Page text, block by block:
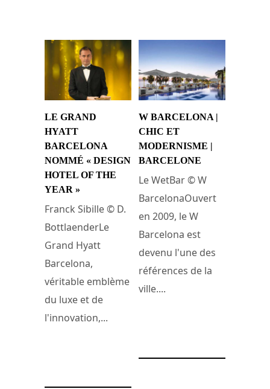
LE GRAND
HYATT
BARCELONA
NOMMÉ « DESIGN
HOTEL OF THE
YEAR »
Franck Sibille © D.
BottlaenderLe
Grand Hyatt
Barcelona,
véritable emblème
du luxe et de
l'innovation,...
W BARCELONA |
CHIC ET
MODERNISME |
BARCELONE
Le WetBar © W
BarcelonaOuvert
en 2009, le W
Barcelona est
devenu l'une des
références de la
ville....